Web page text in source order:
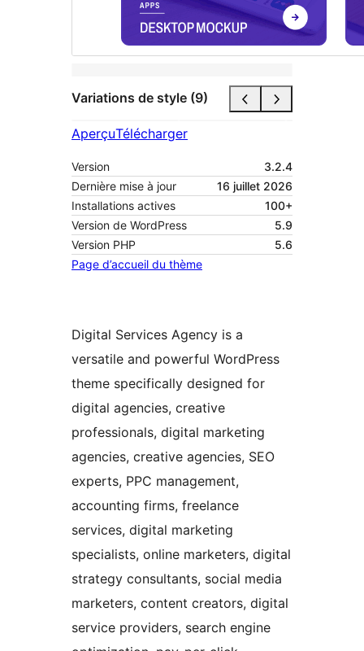
Variations de style (9)
AperçuTélécharger
Version
3.2.4
Dernière mise à jour
16 juillet 2026
Installations actives
100+
Version de WordPress
5.9
Version PHP
5.6
Page d’accueil du thème
Digital Services Agency is a
versatile and powerful WordPress
theme specifically designed for
digital agencies, creative
professionals, digital marketing
agencies, creative agencies, SEO
experts, PPC management,
accounting firms, freelance
services, digital marketing
specialists, online marketers, digital
strategy consultants, social media
marketers, content creators, digital
service providers, search engine